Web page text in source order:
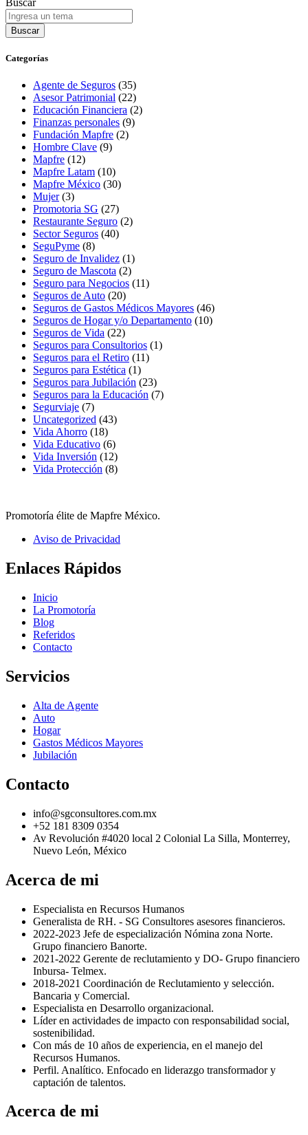
Buscar
Buscar
Categorías
Agente de Seguros (35)
Asesor Patrimonial (22)
Educación Financiera (2)
Finanzas personales (9)
Fundación Mapfre (2)
Hombre Clave (9)
Mapfre (12)
Mapfre Latam (10)
Mapfre México (30)
Mujer(3)
Promotoria SG (27)
Restaurante Seguro (2)
Sector Seguros (40)
SeguPyme (8)
Seguro de Invalidez (1)
Seguro de Mascota (2)
Seguro para Negocios (11)
Seguros de Auto (20)
Seguros de Gastos Médicos Mayores (46)
Seguros de Hogar y/o Departamento (10)
Seguros de Vida (22)
Seguros para Consultorios (1)
Seguros para el Retiro (11)
Seguros para Estética (1)
Seguros para Jubilación (23)
Seguros para la Educación (7)
Segurviaje (7)
Uncategorized (43)
Vida Ahorro (18)
Vida Educativo (6)
Vida Inversión (12)
Vida Protección (8)
Promotoría élite de Mapfre México.
Aviso de Privacidad
Enlaces Rápidos
Inicio
La Promotoría
Blog
Referidos
Contacto
Servicios
Alta de Agente
Auto
Hogar
Gastos Médicos Mayores
Jubilación
Contacto
info@sgconsultores.com.mx
+52 181 8309 0354
Av Revolución #4020 local 2 Colonial La Silla, Monterrey,
Nuevo León, México
Acerca de mi
Especialista en Recursos Humanos
Generalista de RH. - SG Consultores asesores financieros.
2022-2023 Jefe de especialización Nómina zona Norte.
Grupo financiero Banorte.
2021-2022 Gerente de reclutamiento y DO- Grupo financiero
Inbursa- Telmex.
2018-2021 Coordinación de Reclutamiento y selección.
Bancaria y Comercial.
Especialista en Desarrollo organizacional.
Líder en actividades de impacto con responsabilidad social,
sostenibilidad.
Con más de 10 años de experiencia, en el manejo del
Recursos Humanos.
Perfil. Analítico. Enfocado en liderazgo transformador y
captación de talentos.
Acerca de mi